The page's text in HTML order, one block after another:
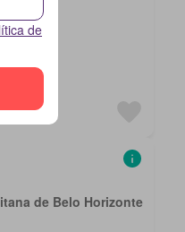
de Belo Horizonte
de